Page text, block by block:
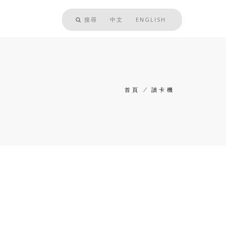
搜尋 中文 ENGLISH
首頁 / 讀卡機